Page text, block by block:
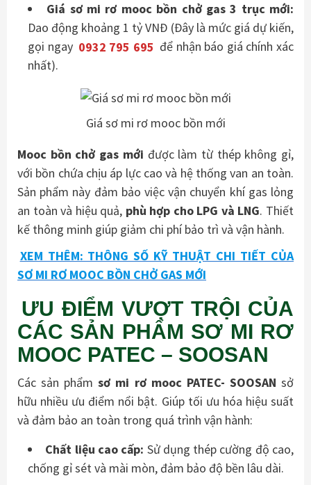
Giá sơ mi rơ mooc bồn chở gas 3 trục mới:
Dao động khoảng 1 tỷ VNĐ (Đây là mức giá dự kiến,
gọi ngay 0932 795 695 để nhận báo giá chính xác
nhất).
Giá sơ mi rơ mooc bồn mới
Mooc bồn chở gas mới được làm từ thép không gỉ,
với bồn chứa chịu áp lực cao và hệ thống van an toàn.
Sản phẩm này đảm bảo việc vận chuyển khí gas lỏng
an toàn và hiệu quả, phù hợp cho LPG và LNG. Thiết
kế thông minh giúp giảm chi phí bảo trì và vận hành.
XEM THÊM: THÔNG SỐ KỸ THUẬT CHI TIẾT CỦA
SƠ MI RƠ MOOC BỒN CHỞ GAS MỚI
ƯU ĐIỂM VƯỢT TRỘI CỦA
CÁC SẢN PHẨM SƠ MI RƠ
MOOC PATEC – SOOSAN
Các sản phẩmsơ mi rơ mooc PATEC- SOOSANsở
hữu nhiều ưu điểm nổi bật. Giúp tối ưu hóa hiệu suất
và đảm bảo an toàn trong quá trình vận hành:
Chất liệu cao cấp: Sử dụng thép cường độ cao,
chống gỉ sét và mài mòn, đảm bảo độ bền lâu dài.